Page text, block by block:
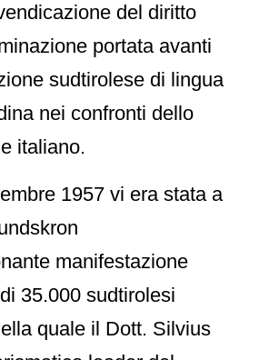
del diritto
portata avanti
sudtirolese di lingua
nei confronti dello
italiano.
1957 vi era stata a
manifestazione
35.000 sudtirolesi
quale il Dott. Silvius